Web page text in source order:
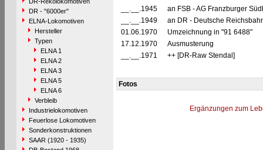
DR - "6000er"
ELNA-Lokomotiven
Hersteller
Typen
ELNA 1
ELNA 2
ELNA 3
ELNA 5
ELNA 6
Verbleib
Industrielokomotiven
Feuerlose Lokomotiven
Sonderkonstruktionen
SAAR (1920 - 1935)
__.__.1945
an FSB - AG Franzburger
__.__.1949
an DR - Deutsche
01.06.1970
Umzeichnung in "91 6488"
17.12.1970
Ausmusterung
__.__.1971
++ [DR-Raw Stendal]
Fotos
Ergänzungen zum